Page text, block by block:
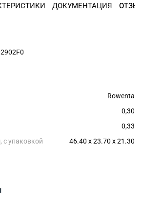
ДОКУМЕНТАЦИЯ
Rowenta
0,30
0,33
упаковкой
46.40 x 23.70 x 21.30
Остались вопросы?